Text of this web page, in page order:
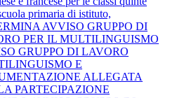
primaria di istituto,
AVVISO GRUPPO DI
PER IL MULTILINGUISMO
GRUPPO DI LAVORO
E
ALLEGATA
PARTECIPAZIONE